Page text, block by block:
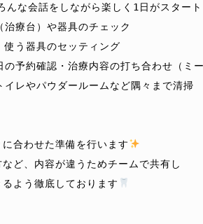
んな会話をしながら楽しく1日がスター
療台）や器具のチェック
う器具のセッティング
予約確認・治療内容の打ち合わせ（ミ
レやパウダールームなど隅々まで清掃
合わせた準備を行います
ど、内容が違うためチームで共有し
よう徹底しております